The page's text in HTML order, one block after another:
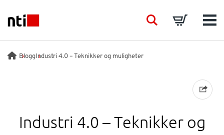
NTI logo
BRANSJER
PRODUKTER
SearchBasket
BloggIndustri 4.0 – Teknikker og muligheter
Industri 4.0 – Teknikker og